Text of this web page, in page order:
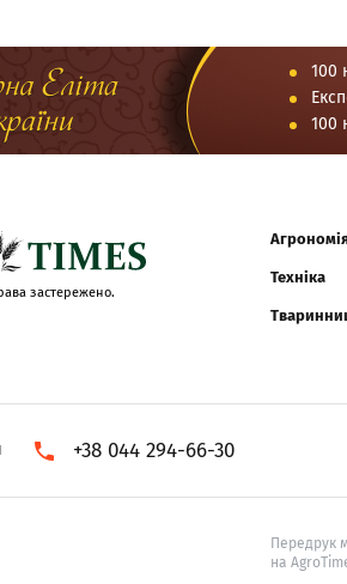
100
100
застережено.
Техніка
+38 044 294-66-30
Передрук
на